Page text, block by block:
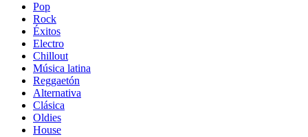
Pop
Rock
Éxitos
Electro
Chillout
Música latina
Reggaetón
Alternativa
Clásica
Oldies
House